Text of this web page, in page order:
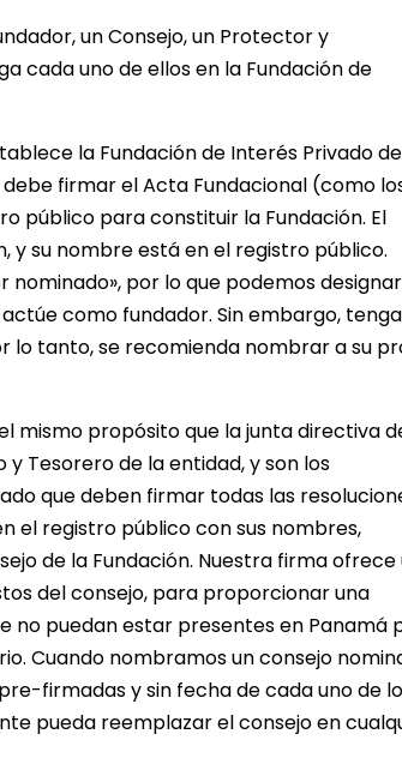
un Consejo, un Protector y
cada uno de ellos en la Fundación de
la Fundación de Interés Privado de
firmar el Acta Fundacional (como
público para constituir la Fundación. El
y su nombre está en el registro público.
por lo que podemos
como fundador. Sin embargo,
lo tanto, se recomienda nombrar a su
mismo propósito que la junta directiva
Tesorero de la entidad, y son los
que deben firmar todas las
el registro público con sus nombres,
de la Fundación. Nuestra firma ofrece
del consejo, para proporcionar una
no puedan estar presentes en Panamá
Cuando nombramos un consejo
firmadas y sin fecha de cada uno de
pueda reemplazar el consejo en